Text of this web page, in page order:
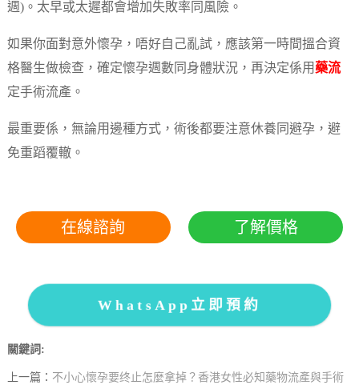
週)。太早或太遲都會增加失敗率同風險。
如果你面對意外懷孕，唔好自己亂試，應該第一時間搵合資
格醫生做檢查，確定懷孕週數同身體狀況，再決定係用藥流
定手術流產。
最重要係，無論用邊種方式，術後都要注意休養同避孕，避
免重蹈覆轍。
在線諮詢 了解價格
WhatsApp立即預約
關鍵詞:
上一篇： 不小心懷孕要终止怎麼拿掉？香港女性必知藥物流產與手術